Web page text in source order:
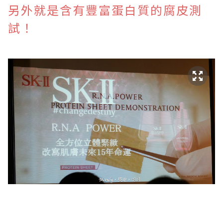
另外就是含有豐富蛋白質的腐皮測
試！